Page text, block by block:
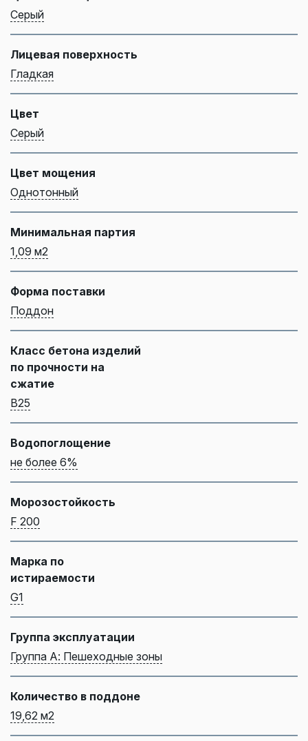
Серый
Лицевая поверхность
Гладкая
Цвет
Серый
Цвет мощения
Однотонный
Минимальная партия
1,09 м2
Форма поставки
Поддон
Класс бетона изделий
по прочности на
сжатие
B25
Водопоглощение
не более 6%
Морозостойкость
F 200
Марка по
истираемости
G1
Группа эксплуатации
Группа А: Пешеходные зоны
Количество в поддоне
19,62 м2